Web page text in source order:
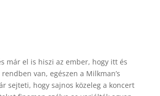
már el is hiszi az ember, hogy itt és
van, egészen a Milkman’s
sejteti, hogy sajnos közeleg a koncert